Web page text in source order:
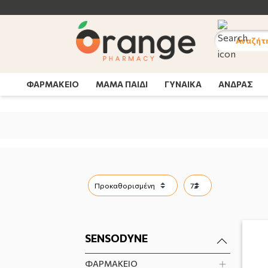
ΦΑΡΜΑΚΕΙΟ ΜΑΜΑ ΠΑΙΔΙ ΓΥΝΑΙΚΑ ΑΝΔΡΑΣ
SENSODYNE
ΦΑΡΜΑΚΕΙΟ